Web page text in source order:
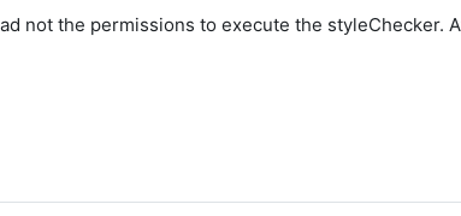
not the permissions to execute the styleChecker.